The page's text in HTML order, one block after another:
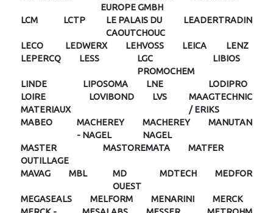
EUROPE GMBH
LCM LCTP
LE PALAIS DU
CAOUTCHOUC
LEADERTRADIN
LECO LEDWERX LEHVOSS LEICA
LENZ
LEPERCQ
LESS
LGC
PROMOCHEM
LIBIOS
LINDE LIPOSOMA LNE
LODIPRO
LOIRE
MATERIAUX
LOVIBOND LVS
MAAGTECHNIC
/ ERIKS
MABEO
MACHEREY
- NAGEL
MACHEREY
NAGEL
MANUTAN
MASTER
OUTILLAGE
MASTOREMATA MATFER
MAVAG MBL
MD
OUEST
MDTECH MEDFOR
MEGASEALS MELFORM MENARINI
MERCK